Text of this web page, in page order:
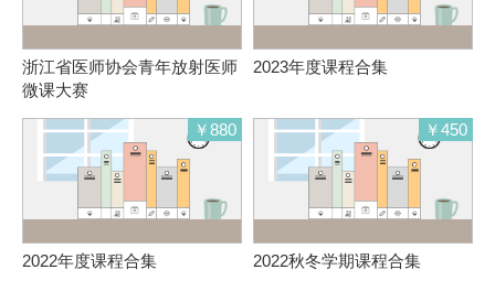
浙江省医师协会青年放射医师
微课大赛
2023年度课程合集
2022年度课程合集
￥880
2022秋冬学期课程合集
￥450